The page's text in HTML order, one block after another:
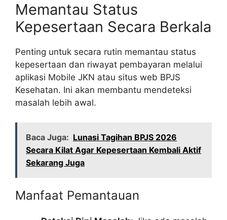
Memantau Status
Kepesertaan Secara Berkala
Penting untuk secara rutin memantau status
kepesertaan dan riwayat pembayaran melalui
aplikasi Mobile JKN atau situs web BPJS
Kesehatan. Ini akan membantu mendeteksi
masalah lebih awal.
Baca Juga: Lunasi Tagihan BPJS 2026
Secara Kilat Agar Kepesertaan Kembali Aktif
Sekarang Juga
Manfaat Pemantauan